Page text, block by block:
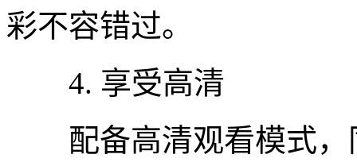
彩不容错过。
4. 享受高清
配备高清观看模式，